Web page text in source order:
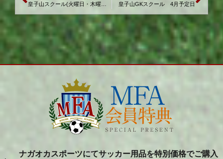
皇子山GKスクール 4月予定日
ナガオカスポーツにてサッカー用品を特別価格でご購入